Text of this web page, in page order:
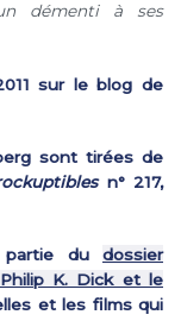
démenti à ses
sur le blog de
sont tirées de
n° 217,
dudossier
K. Dick et le
et les films qui